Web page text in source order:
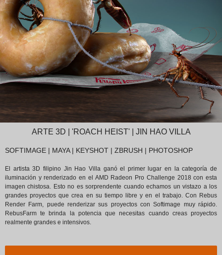
ARTE 3D | 'ROACH HEIST' | JIN HAO VILLA
SOFTIMAGE | MAYA | KEYSHOT | ZBRUSH | PHOTOSHOP
El artista 3D filipino Jin Hao Villa ganó el primer lugar en la categoría de
iluminación y renderizado en el AMD Radeon Pro Challenge 2018 con esta
imagen chistosa. Esto no es sorprendente cuando echamos un vistazo a los
grandes proyectos que crea en su tiempo libre y en el trabajo. Con Rebus
Render Farm, puede renderizar sus proyectos con Softimage muy rápido.
RebusFarm te brinda la potencia que necesitas cuando creas proyectos
realmente grandes e intensivos.